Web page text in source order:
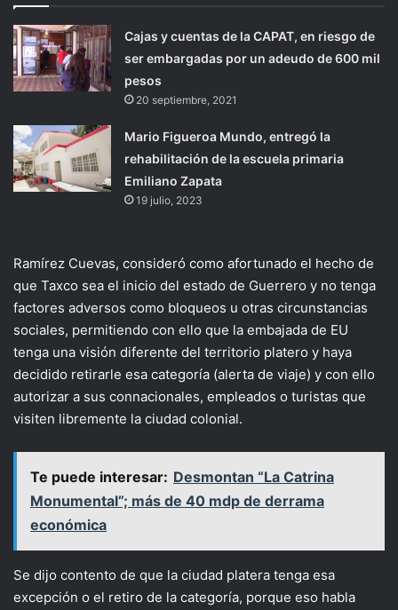
Cajas y cuentas de la CAPAT, en riesgo de
ser embargadas por un adeudo de 600 mil
pesos
20 septiembre, 2021
Mario Figueroa Mundo, entregó la
rehabilitación de la escuela primaria
Emiliano Zapata
19 julio, 2023
Ramírez Cuevas, consideró como afortunado el hecho de
que Taxco sea el inicio del estado de Guerrero y no tenga
factores adversos como bloqueos u otras circunstancias
sociales, permitiendo con ello que la embajada de EU
tenga una visión diferente del territorio platero y haya
decidido retirarle esa categoría (alerta de viaje) y con ello
autorizar a sus connacionales, empleados o turistas que
visiten libremente la ciudad colonial.
Te puede interesar: Desmontan “La Catrina
Monumental”; más de 40 mdp de derrama
económica
Se dijo contento de que la ciudad platera tenga esa
excepción o el retiro de la categoría, porque eso habla